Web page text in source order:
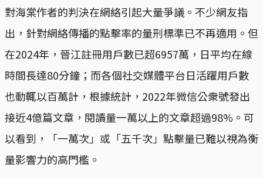
對海棠作者的判決在網絡引起大量爭議。不少網友指
出，針對網絡傳播的點擊率的量刑標準已不再適用。但
在2024年，晉江註冊用戶數已超6957萬，日平均在線
時間長達80分鐘；而各個社交媒體平台日活躍用戶數
也動輒以百萬計，根據統計，2022年微信公衆號發出
接近4億篇文章，閱讀量一萬以上的文章超過98%。可
以看到，「一萬次」或「五千次」點擊量已難以視為衡
量影響力的高門檻。